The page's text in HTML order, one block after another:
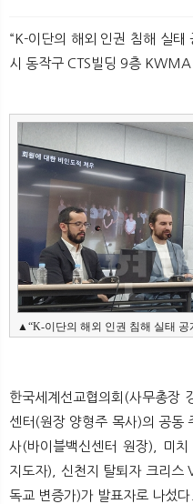
“K-이단의 해외 인권 침해 실
시 동작구 CTS빌딩 9층 KWMA
▲“K-이단의 해외 인권 침해 실태 공
한국세계선교협의회(사무총
센터(원장 양형주 목사)의 공동
사(바이블백신센터 원장), 미
지도자), 신천지 탈퇴자 크리스
독교 변증가)가 발표자로 나섰다.